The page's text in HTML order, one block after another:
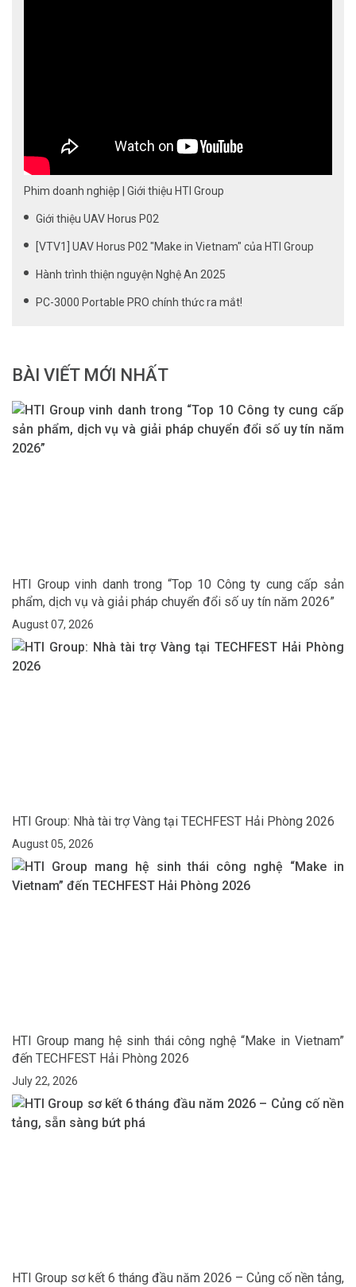
Phim doanh nghiệp | Giới thiệu HTI Group
Giới thiệu UAV Horus P02
[VTV1] UAV Horus P02 "Make in Vietnam" của HTI Group
Hành trình thiện nguyện Nghệ An 2025
PC-3000 Portable PRO chính thức ra mắt!
BÀI VIẾT MỚI NHẤT
HTI Group vinh danh trong “Top 10 Công ty cung cấp sản
phẩm, dịch vụ và giải pháp chuyển đổi số uy tín năm 2026”
August 07, 2026
HTI Group: Nhà tài trợ Vàng tại TECHFEST Hải Phòng 2026
August 05, 2026
HTI Group mang hệ sinh thái công nghệ “Make in Vietnam”
đến TECHFEST Hải Phòng 2026
July 22, 2026
HTI Group sơ kết 6 tháng đầu năm 2026 – Củng cố nền tảng,